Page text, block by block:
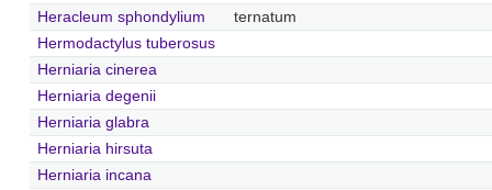
Heracleum sphondylium
ternatum
Hermodactylus tuberosus
Herniaria cinerea
Herniaria degenii
Herniaria glabra
Herniaria hirsuta
Herniaria incana